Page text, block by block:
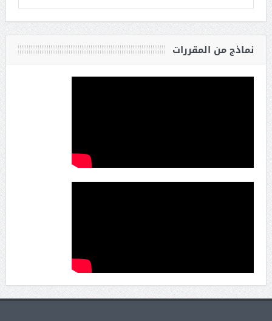
نماذج من المقررات